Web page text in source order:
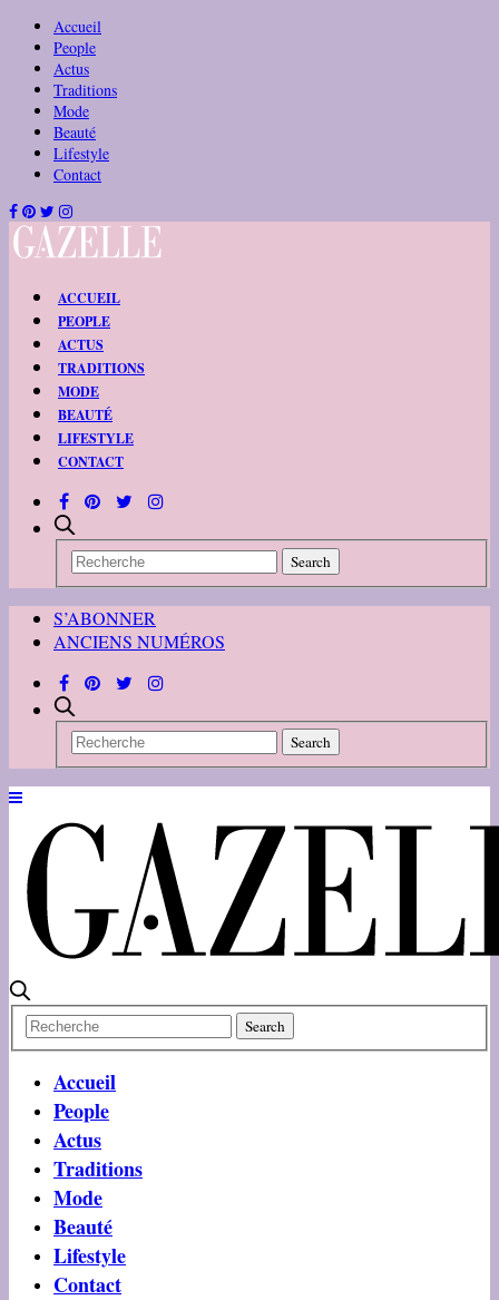
Accueil
People
Actus
Traditions
Mode
Beauté
Lifestyle
Contact
ACCUEIL
PEOPLE
ACTUS
TRADITIONS
MODE
BEAUTÉ
LIFESTYLE
CONTACT
S’ABONNER
ANCIENS NUMÉROS
Accueil
People
Actus
Traditions
Mode
Beauté
Lifestyle
Contact